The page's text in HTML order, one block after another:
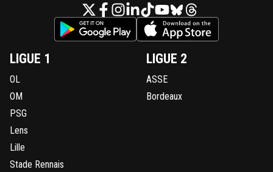
LIGUE 1
OL
OM
PSG
Lens
Lille
Stade Rennais
LIGUE 2
ASSE
Bordeaux